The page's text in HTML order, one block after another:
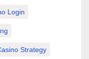
Login
Strategy